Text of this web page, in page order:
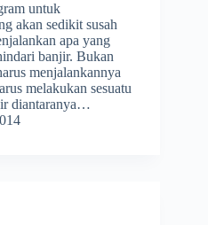
untuk
akan sedikit susah
apa yang
banjir. Bukan
menjalankannya
melakukan sesuatu
diantaranya…